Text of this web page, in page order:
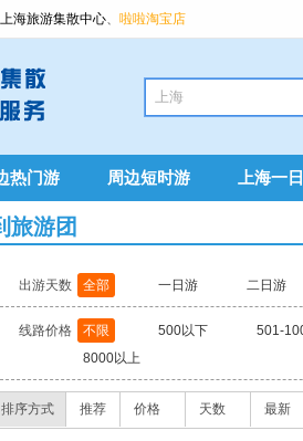
上海旅游集散中心、 啦啦淘宝店
热门游 周边短时游 上海一
旅游团
出游天数 全部 一日游 二日游
线路价格 不限 500以下 501-
8000以上
排序方式 推荐 价格 天数 最新